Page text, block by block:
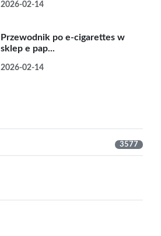
2026-02-14
Przewodnik po e-cigarettes w
sklep e pap...
2026-02-14
3577